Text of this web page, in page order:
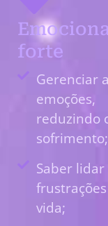
forte
Gerenciar
emoções,
reduzindo
sofrimento;
Saber lidar
vida;